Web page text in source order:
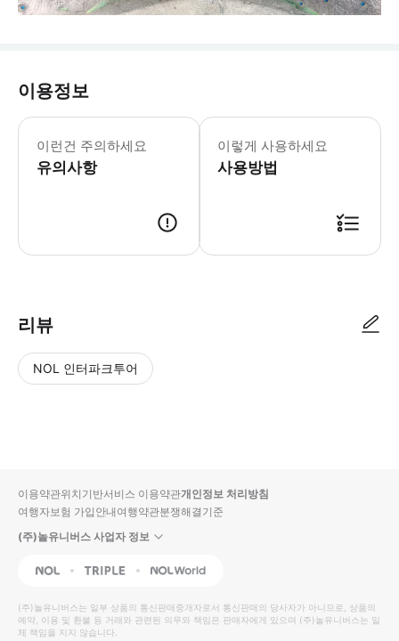
이용정보
이런건 주의하세요
유의사항
이렇게 사용하세요
사용방법
리뷰
NOL 인터파크투어
입니
다.
높
은
동
영
순
상
이용약관위치기반서비스 이용약관개인정보 처리방침
여행자보험 가입안내여행약관분쟁해결기준
(주)놀유니버스 사업자 정보
NOL Triple Interpark Global
(주)놀유니버스는 일부 상품의 통신판매중개자로서 통신판매의 당사자가 아니므로, 상품의
예약, 이용 및 환불 등 거래와 관련된 의무와 책임은 판매자에게 있으며 (주)놀유니버스는 일
체 책임을 지지 않습니다.